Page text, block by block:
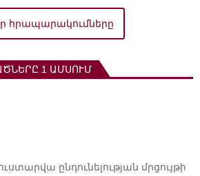
հրապարակումները
1 ԱՄՍՈՒՄ
ընդունելության մրցույթի